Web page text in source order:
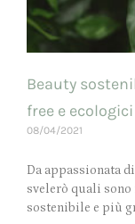
Beauty
free e
08/04/2021
Da appassionata
svelerò quali
sostenibile e più